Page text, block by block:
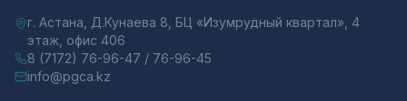
г. Астана, Д.Кунаева 8, БЦ «Изумрудный квартал», 4
этаж, офис 406
8 (7172) 76-96-47 / 76-96-45
info@pgca.kz